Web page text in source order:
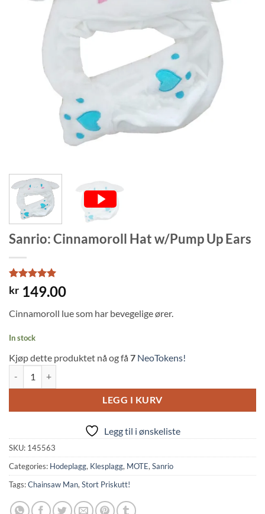
Sanrio: Cinnamoroll Hat w/Pump Up Ears
Rated5
out of 5
1
customer
kr 149.00
Cinnamoroll lue som har bevegelige ører.
In stock
Kjøp dette produktet nå og få 7 NeoTokens!
LEGG I KURV
Legg til i ønskeliste
SKU: 145563
Categories: Hodeplagg, Klesplagg, MOTE,Sanrio
Tags:Chainsaw Man,Stort Priskutt!